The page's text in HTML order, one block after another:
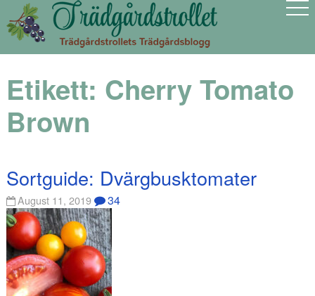
Etikett: Cherry Tomato
Brown
Sortguide: Dvärgbusktomater
August 11, 2019 34